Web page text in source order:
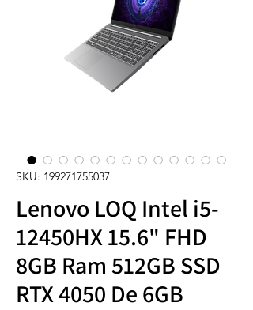
SKU: 199271755037
Lenovo LOQ Intel i5-
12450HX 15.6" FHD
8GB Ram 512GB SSD
RTX 4050 De 6GB